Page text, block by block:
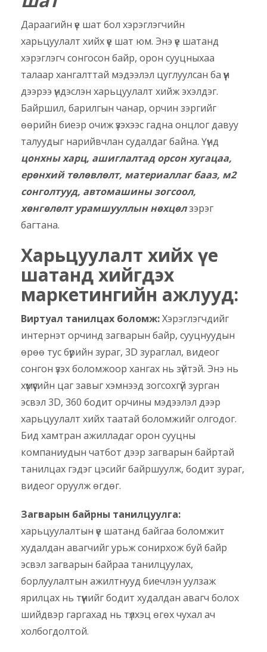
Дараагийн үе шат бол хэрэглэгчийн
харьцуулалт хийх үе шат юм. Энэ үе шатанд
хэрэглэгч сонгосон байр, орон сууцныхаа
талаар хангалттай мэдээлэл цуглуулсан ба үүн
дээрээ үндэслэн харьцуулалт хийж эхэлдэг.
Байршил, барилгын чанар, орчин зэргийг
өөрийн биеэр очиж үзэхээс гадна онцлог давуу
талуудыг нарийвчлан судалдаг байна. Үүнд
цонхны харц, ашиглалтад орсон хугацаа,
ерөнхий төлөвлөлт, материаллаг бааз, м2
сонголтууд, автомашины зогсоол,
хөнгөлөлт урамшууллын нөхцөлзэрэг
багтана.
Харьцуулалт хийх үе
шатанд хийгдэх
маркетингийн ажлууд:
Виртуал танилцах боломж:Хэрэглэгчдийг
интернэт орчинд загварын байр, сууцнуудын
өрөө тус бүрийн зураг, 3D зураглал, видеог
сонгон үзэх боломжоор хангах нь зүйтэй. Энэ нь
хүмүүсийн цаг завыг хэмнээд зогсохгүй зурган
эсвэл 3D, 360 бодит орчины мэдээлэл дээр
харьцуулалт хийх таатай боломжийг олгодог.
Бид хамтран ажилладаг орон сууцны
компаниудын чатбот дээр загварын байртай
танилцах гэдэг цэсийг байршуулж, бодит зураг,
видеог оруулж өгдөг.
Загварын байрны танилцуулга:
харьцуулалтын үе шатанд байгаа боломжит
худалдан авагчийг урьж сонирхож буй байр
эсвэл загварын байраа танилцуулах,
борлуулалтын ажилтнууд биечлэн уулзаж
ярилцах нь түүнийг бодит худалдан авагч болох
шийдвэр гаргахад нь түлхэц өгөх чухал ач
холбогдолтой.